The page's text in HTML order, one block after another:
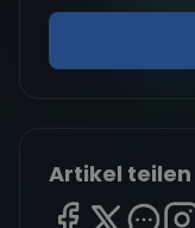
Artikel teilen